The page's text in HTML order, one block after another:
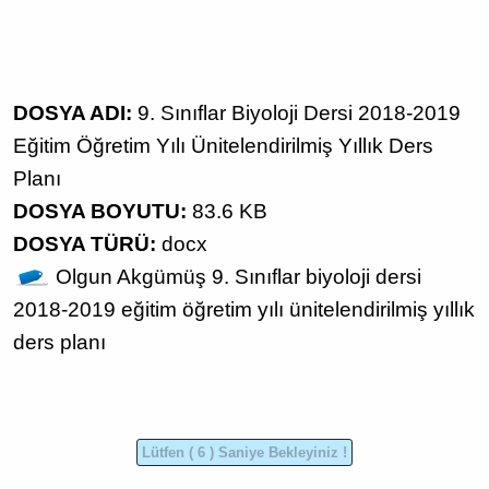
DOSYA ADI: 9. Sınıflar Biyoloji Dersi 2018-2019
Eğitim Öğretim Yılı Ünitelendirilmiş Yıllık Ders
Planı
DOSYA BOYUTU: 83.6 KB
DOSYA TÜRÜ: docx
Olgun Akgümüş 9. Sınıflar biyoloji dersi
2018-2019 eğitim öğretim yılı ünitelendirilmiş yıllık
ders planı